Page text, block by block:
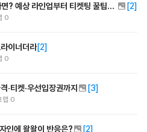
GMF 2026 티켓팅 성공하고 싶다면? 예상 라인업부터 티켓팅 꿀팁까지 필독! [2]
0
이너더라[2]
0
티켓·우선입장권까지 [3]
랩 0
인에 왈왈이 반응은? [2]